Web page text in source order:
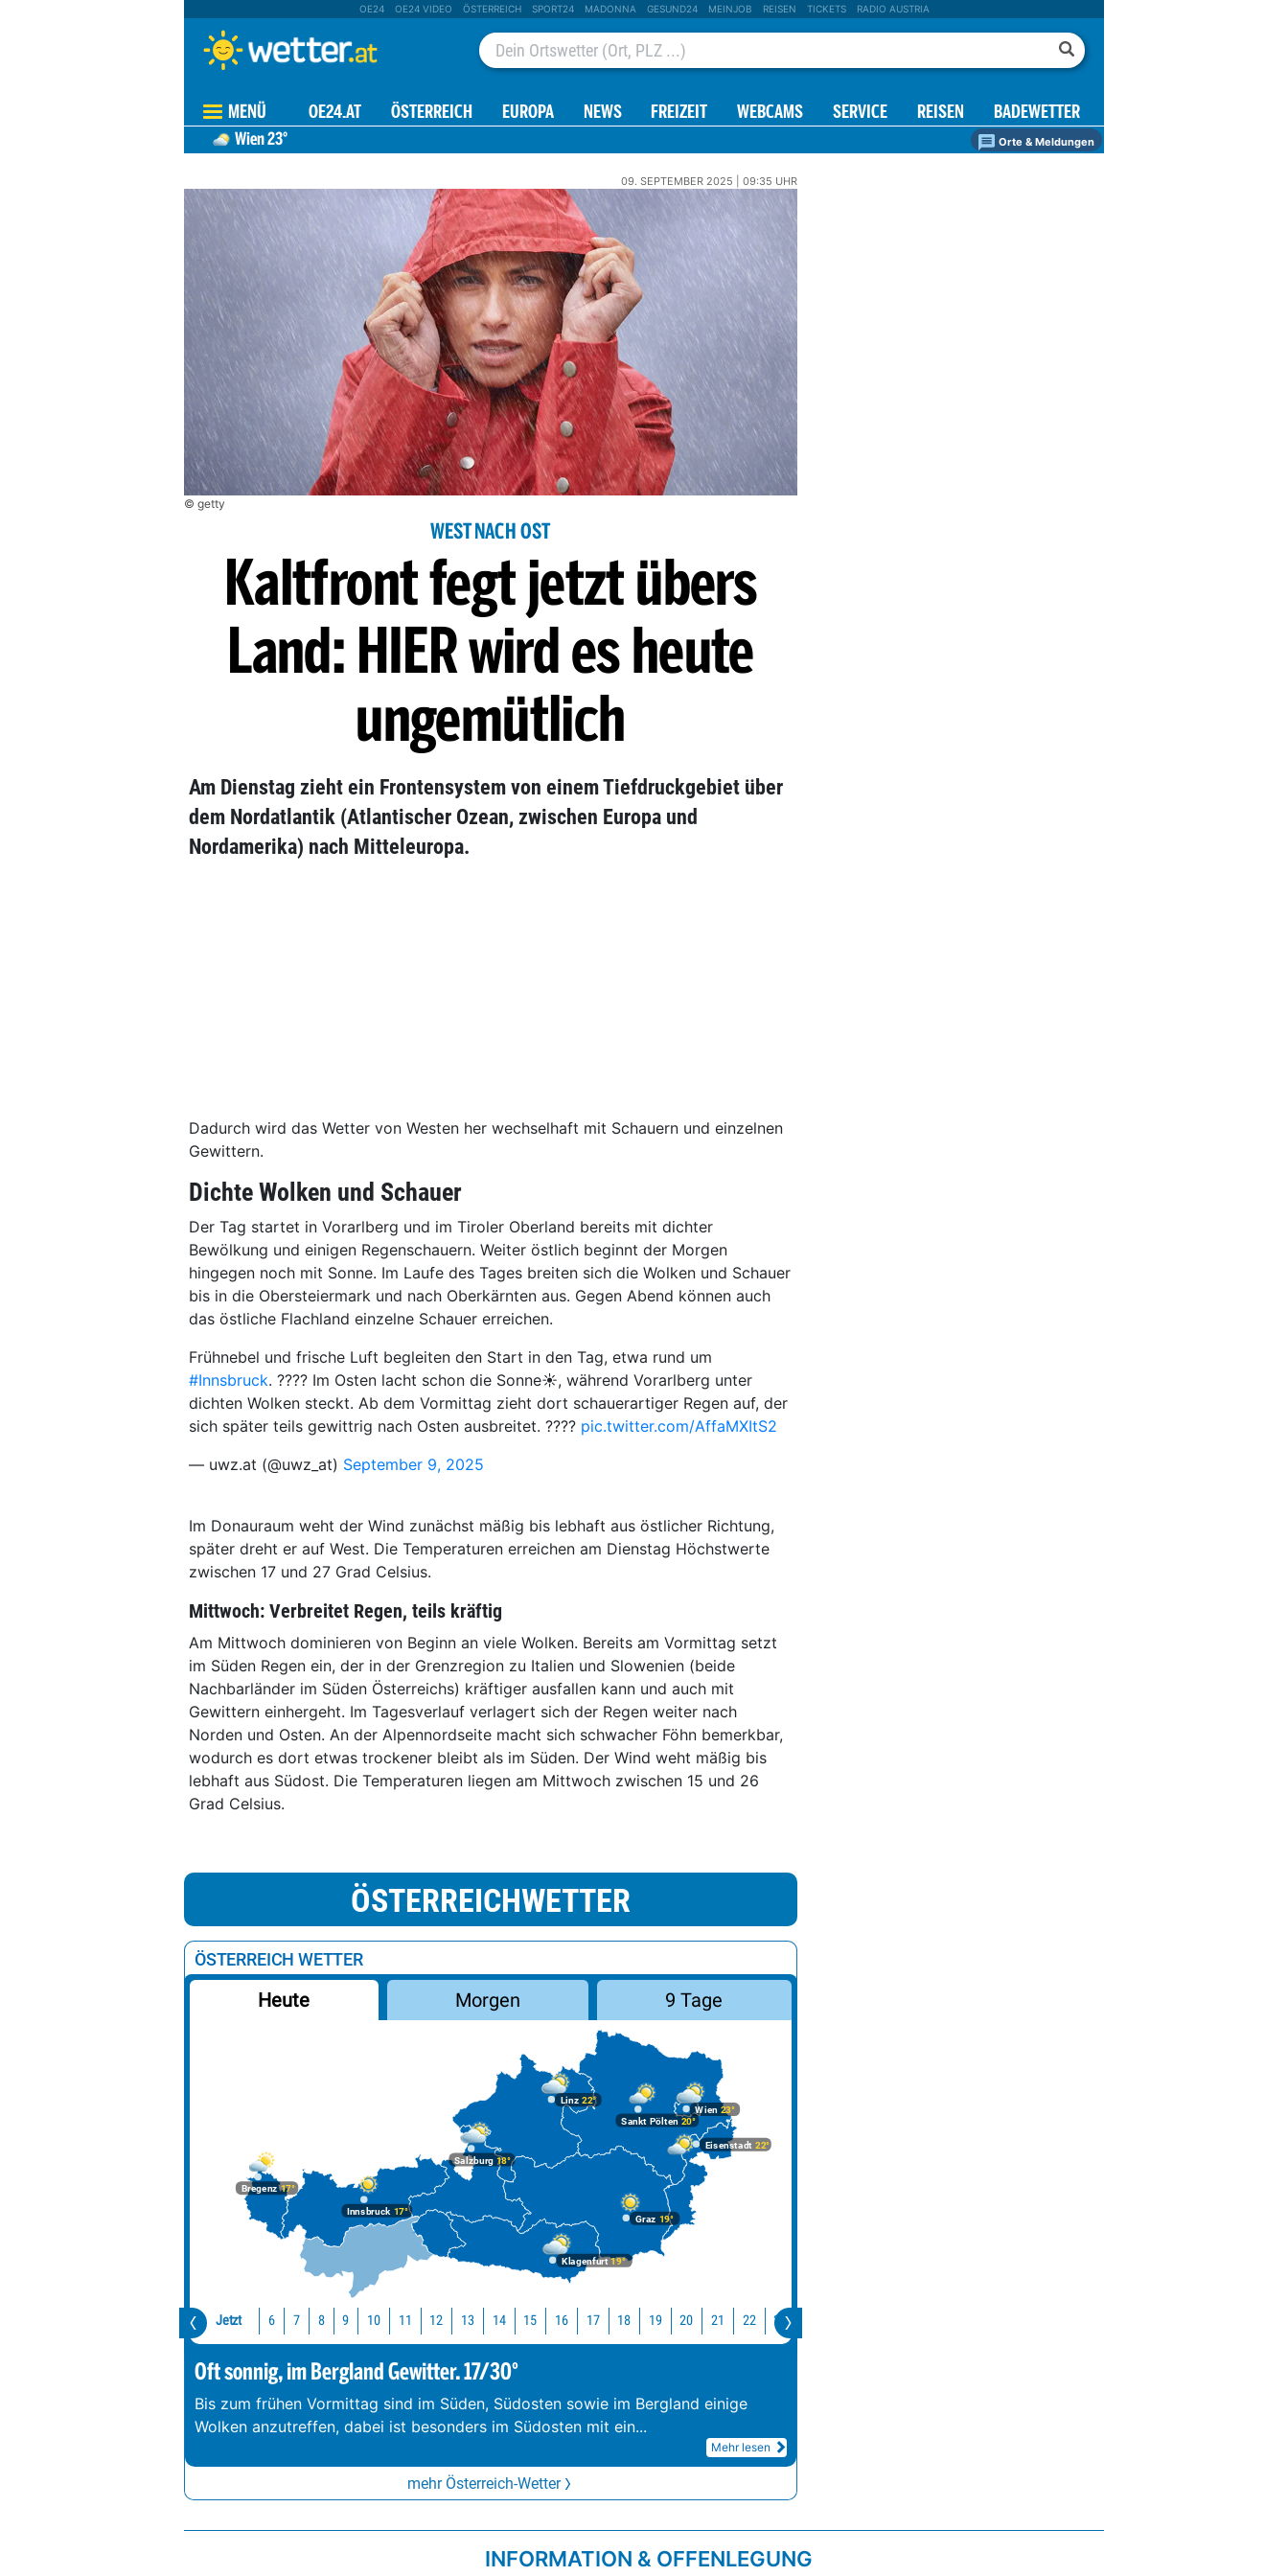
OE24 OE24 VIDEO ÖSTERREICH SPORT24 MADONNA GESUND24 MEINJOB REISEN TICKETS RADIO AUSTRIA
MENÜ OE24.AT ÖSTERREICH EUROPA NEWS FREIZEIT WEBCAMS SERVICE REISEN BADEWETTER
Wien23° Orte & Meldungen
09. SEPTEMBER 2025 | 09:35 UHR
© getty
WEST NACH OST
Kaltfront fegt jetzt übers
Land: HIER wird es heute
ungemütlich
Am Dienstag zieht ein Frontensystem von einem Tiefdruckgebiet über
dem Nordatlantik (Atlantischer Ozean, zwischen Europa und
Nordamerika) nach Mitteleuropa.
Dadurch wird das Wetter von Westen her wechselhaft mit Schauern und einzelnen
Gewittern.
Dichte Wolken und Schauer
Der Tag startet in Vorarlberg und im Tiroler Oberland bereits mit dichter
Bewölkung und einigen Regenschauern. Weiter östlich beginnt der Morgen
hingegen noch mit Sonne. Im Laufe des Tages breiten sich die Wolken und Schauer
bis in die Obersteiermark und nach Oberkärnten aus. Gegen Abend können auch
das östliche Flachland einzelne Schauer erreichen.
Frühnebel und frische Luft begleiten den Start in den Tag, etwa rund um
#Innsbruck. ????️ Im Osten lacht schon die Sonne☀️, während Vorarlberg unter
dichten Wolken steckt. Ab dem Vormittag zieht dort schauerartiger Regen auf, der
sich später teils gewittrig nach Osten ausbreitet. ????️ pic.twitter.com/AffaMXItS2
— uwz.at (@uwz_at) September 9, 2025
Im Donauraum weht der Wind zunächst mäßig bis lebhaft aus östlicher Richtung,
später dreht er auf West. Die Temperaturen erreichen am Dienstag Höchstwerte
zwischen 17 und 27 Grad Celsius.
Mittwoch: Verbreitet Regen, teils kräftig
Am Mittwoch dominieren von Beginn an viele Wolken. Bereits am Vormittag setzt
im Süden Regen ein, der in der Grenzregion zu Italien und Slowenien (beide
Nachbarländer im Süden Österreichs) kräftiger ausfallen kann und auch mit
Gewittern einhergeht. Im Tagesverlauf verlagert sich der Regen weiter nach
Norden und Osten. An der Alpennordseite macht sich schwacher Föhn bemerkbar,
wodurch es dort etwas trockener bleibt als im Süden. Der Wind weht mäßig bis
lebhaft aus Südost. Die Temperaturen liegen am Mittwoch zwischen 15 und 26
Grad Celsius.
ÖSTERREICHWETTER
ÖSTERREICH WETTER
Heute Morgen 9 Tage
Bregenz17°
Graz 19°
Innsbruck17°
Klagenfurt19°
Linz 22°
Salzburg18°
Wien 23°
Eisenstadt 22°
Sankt Pölten 20°
Jetzt 6 7 8 9 10 11 12 13 14 15 16 17 18 19 20 21 22 23
Oft sonnig, im Bergland Gewitter. 17/30°
Bis zum frühen Vormittag sind im Süden, Südosten sowie im Bergland einige
Wolken anzutreffen, dabei ist besonders im Südosten mit ein...
Mehr lesen
mehr Österreich-Wetter
INFORMATION & OFFENLEGUNG